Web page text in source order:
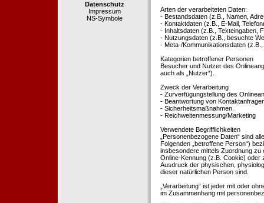
Datenschutz
Impressum
NS-Symbole
Arten der verarbeiteten Daten:
- Bestandsdaten (z.B., Namen,
- Kontaktdaten (z.B., E-Mail,
- Inhaltsdaten (z.B., Texteingaben,
- Nutzungsdaten (z.B., besuchte
- Meta-/Kommunikationsdaten
Kategorien betroffener Personen
Besucher und Nutzer des
auch als „Nutzer“).
Zweck der Verarbeitung
- Zurverfügungstellung des
- Beantwortung von
- Sicherheitsmaßnahmen.
- Reichweitenmessung/Marketing
Verwendete Begrifflichkeiten
„Personenbezogene Daten“ sind
Folgenden „betroffene Person“)
insbesondere mittels Zuordnung zu
Online-Kennung (z.B. Cookie) oder
Ausdruck der physischen,
dieser natürlichen Person sind.
„Verarbeitung“ ist jeder mit oder
im Zusammenhang mit